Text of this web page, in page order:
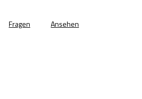
Fragen Ansehen